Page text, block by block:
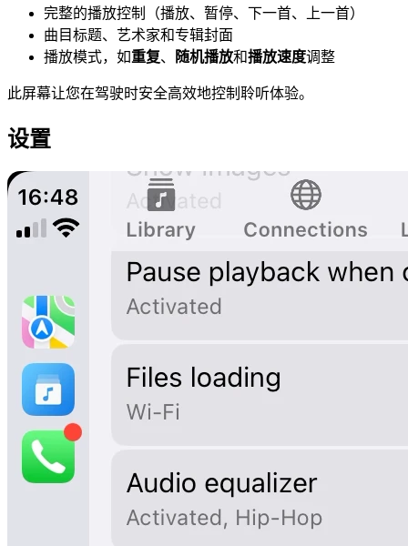
完整的播放控制（播放、暂停、下一首、上一首）
曲目标题、艺术家和专辑封面
播放模式，如重复、 随机播放和播放速度调整
此屏幕让您在驾驶时安全高效地控制聆听体验。
设置